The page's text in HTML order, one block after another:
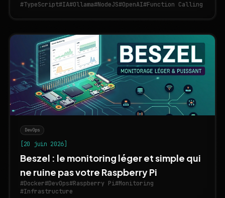
#TypeScript#IA#Ollama#NodeJS#OpenAI#Function Calling
DevOps
[20 juin 2026]
Beszel : le monitoring léger et simple qui
ne ruine pas votre Raspberry Pi
#Docker#DevOps#Raspberry Pi#Monitoring
#Infrastructure